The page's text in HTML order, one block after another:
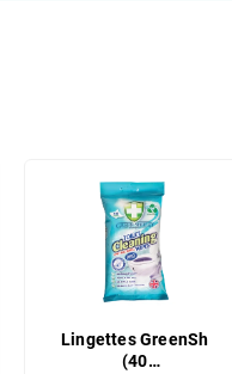
Lingettes GreenSh
(40